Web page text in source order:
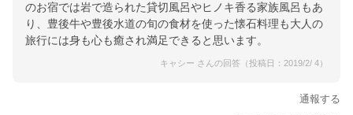
のお宿では岩で造られた貸切風呂やヒノキ香る家族風呂もあ
り、豊後牛や豊後水道の旬の食材を使った懐石料理も大人の
旅行には身も心も癒され満足できると思います。
キャシー さんの回答（投稿日：2019/2/ 4）
通報する